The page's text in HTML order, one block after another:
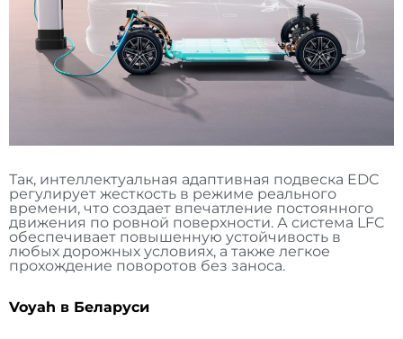
Так, интеллектуальная адаптивная подвеска EDC
регулирует жесткость в режиме реального
времени, что создает впечатление постоянного
движения по ровной поверхности. А система LFC
обеспечивает повышенную устойчивость в
любых дорожных условиях, а также легкое
прохождение поворотов без заноса.
Voyah в Беларуси